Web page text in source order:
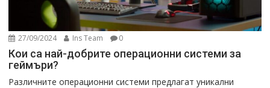
27/09/2024 Ins Team 0
Кои са най-добрите операционни системи за
геймъри?
Различните операционни системи предлагат уникални